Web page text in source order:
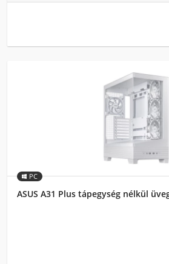
PC
ASUS A31 Plus tápegység nélkül